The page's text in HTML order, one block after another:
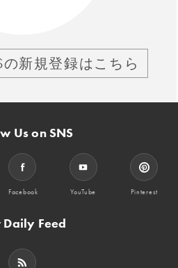
の新規登録はこちら
Us on SNS
Facebook YouTube Pinterest
Daily Feed